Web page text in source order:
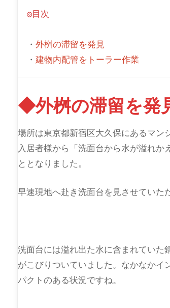
◎目次
・ 外桝の滞留を発見
・ 建物内配管をトーラー作業
◆外桝の滞留を発
場所は東京都新宿区大久保にあるマン
入居者様から「洗面台から水が溢れか
ととなりました。
早速現地へ赴き洗面台を見させていた
洗面台には溢れ出た水に含まれていた
がこびりついていました。なかなかイ
パクトのある状況ですね。